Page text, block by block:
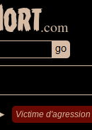
.com
► Victime